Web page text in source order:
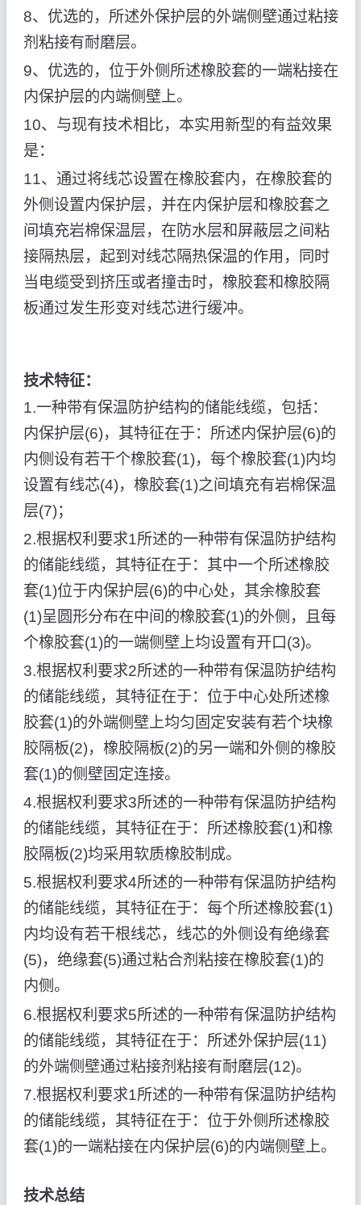
8、优选的，所述外保护层的外端侧壁通过粘接
剂粘接有耐磨层。
9、优选的，位于外侧所述橡胶套的一端粘接在
内保护层的内端侧壁上。
10、与现有技术相比，本实用新型的有益效果
是：
11、通过将线芯设置在橡胶套内，在橡胶套的
外侧设置内保护层，并在内保护层和橡胶套之
间填充岩棉保温层，在防水层和屏蔽层之间粘
接隔热层，起到对线芯隔热保温的作用，同时
当电缆受到挤压或者撞击时，橡胶套和橡胶隔
板通过发生形变对线芯进行缓冲。
技术特征：
1.一种带有保温防护结构的储能线缆，包括：
内保护层(6)，其特征在于：所述内保护层(6)的
内侧设有若干个橡胶套(1)，每个橡胶套(1)内均
设置有线芯(4)，橡胶套(1)之间填充有岩棉保温
层(7)；
2.根据权利要求1所述的一种带有保温防护结构
的储能线缆，其特征在于：其中一个所述橡胶
套(1)位于内保护层(6)的中心处，其余橡胶套
(1)呈圆形分布在中间的橡胶套(1)的外侧，且每
个橡胶套(1)的一端侧壁上均设置有开口(3)。
3.根据权利要求2所述的一种带有保温防护结构
的储能线缆，其特征在于：位于中心处所述橡
胶套(1)的外端侧壁上均匀固定安装有若个块橡
胶隔板(2)，橡胶隔板(2)的另一端和外侧的橡胶
套(1)的侧壁固定连接。
4.根据权利要求3所述的一种带有保温防护结构
的储能线缆，其特征在于：所述橡胶套(1)和橡
胶隔板(2)均采用软质橡胶制成。
5.根据权利要求4所述的一种带有保温防护结构
的储能线缆，其特征在于：每个所述橡胶套(1)
内均设有若干根线芯，线芯的外侧设有绝缘套
(5)，绝缘套(5)通过粘合剂粘接在橡胶套(1)的
内侧。
6.根据权利要求5所述的一种带有保温防护结构
的储能线缆，其特征在于：所述外保护层(11)
的外端侧壁通过粘接剂粘接有耐磨层(12)。
7.根据权利要求1所述的一种带有保温防护结构
的储能线缆，其特征在于：位于外侧所述橡胶
套(1)的一端粘接在内保护层(6)的内端侧壁上。
技术总结